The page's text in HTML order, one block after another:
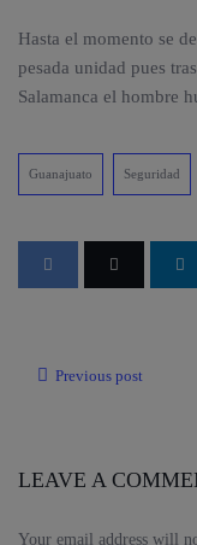
Hasta el momento se
pesada unidad pues
Salamanca el hombre
Guanajuato Seguridad
Previous post
LEAVE A
Your email address will